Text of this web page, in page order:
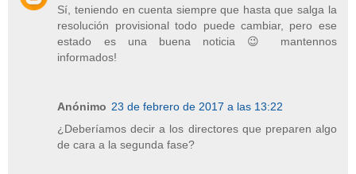
Sí, teniendo en cuenta siempre que hasta que salga la
resolución provisional todo puede cambiar, pero ese
estado es una buena noticia 😉 mantennos
informados!
Anónimo 23 de febrero de 2017 a las 13:22
¿Deberíamos decir a los directores que preparen algo
de cara a la segunda fase?